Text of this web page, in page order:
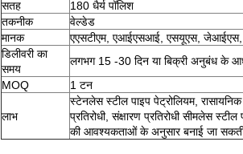
सतह
180 धैर्य पॉलिश
तकनीक
वेल्डेड
मानक
एएसटीएम, एआईएसआई, एसयूएस, जेआईएस,
डिलीवरी का
समय
लगभग 15 -30 दिन या बिक्री अनुबंध के
MOQ
1 टन
लाभ
स्टेनलेस स्टील पाइप पेट्रोलियम, रासायनिक
प्रतिरोधी, संक्षारण प्रतिरोधी सीमलेस
की आवश्यकताओं के अनुसार बनाई जा